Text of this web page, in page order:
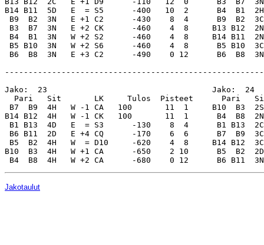
Jakotaulut